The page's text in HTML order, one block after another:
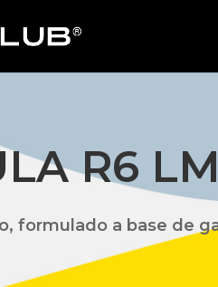
R6
formulado a base de